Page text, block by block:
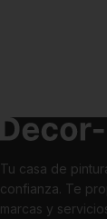
Tu casa de
confianza. Te
marcas y